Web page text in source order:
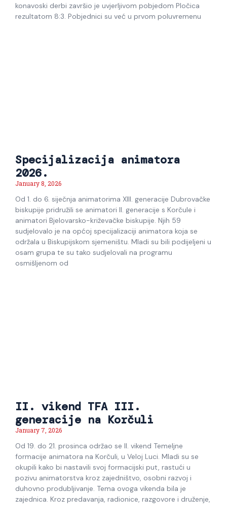
konavoski derbi završio je uvjerljivom pobjedom Pločica
rezultatom 8:3. Pobjednici su već u prvom poluvremenu
Specijalizacija animatora
2026.
January 8, 2026
Od 1. do 6. siječnja animatorima XIII. generacije Dubrovačke
biskupije pridružili se animatori II. generacije s Korčule i
animatori Bjelovarsko-križevačke biskupije. Njih 59
sudjelovalo je na općoj specijalizaciji animatora koja se
održala u Biskupijskom sjemeništu. Mladi su bili podijeljeni u
osam grupa te su tako sudjelovali na programu
osmišljenom od
II. vikend TFA III.
generacije na Korčuli
January 7, 2026
Od 19. do 21. prosinca održao se II. vikend Temeljne
formacije animatora na Korčuli, u Veloj Luci. Mladi su se
okupili kako bi nastavili svoj formacijski put, rastući u
pozivu animatorstva kroz zajedništvo, osobni razvoj i
duhovno produbljivanje. Tema ovoga vikenda bila je
zajednica. Kroz predavanja, radionice, razgovore i druženje,